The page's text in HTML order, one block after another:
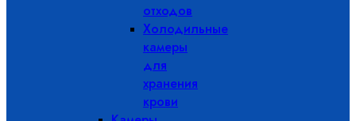
отходов
Холодильные
камеры
для
хранения
крови